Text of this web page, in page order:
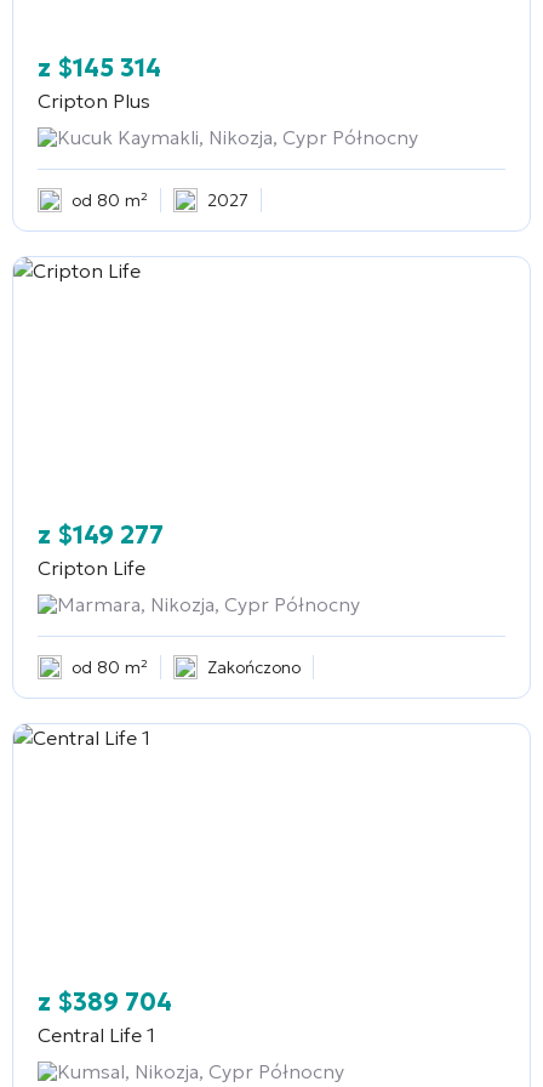
z $145 314
Cripton Plus
Kucuk Kaymakli, Nikozja, Cypr Północny
od 80 m² 2027
z $149 277
Cripton Life
Marmara, Nikozja, Cypr Północny
od 80 m² Zakończono
z $389 704
Central Life 1
Kumsal, Nikozja, Cypr Północny